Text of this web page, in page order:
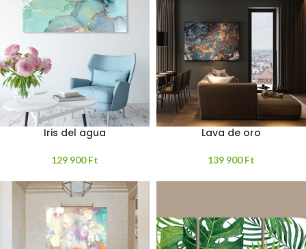
Iris del agua
129 900Ft
Lava de oro
139 900Ft